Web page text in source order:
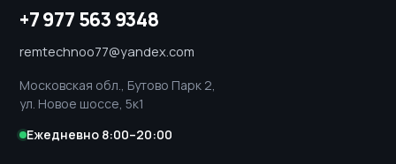
+7 977 563 9348
remtechnoo77@yandex.com
Московская обл., Бутово Парк 2,
ул. Новое шоссе, 5к1
Ежедневно 8:00–20:00